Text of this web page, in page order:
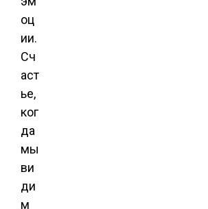
оц
ии.
Сч
аст
ье,
ког
да
мы
ви
ди
м